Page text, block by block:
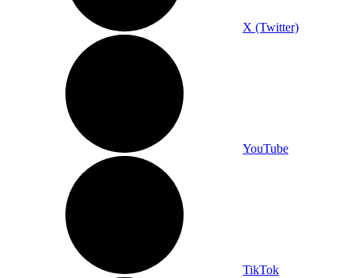
X (Twitter)
YouTube
TikTok